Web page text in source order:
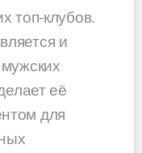
топ-клубов.
и
её
для